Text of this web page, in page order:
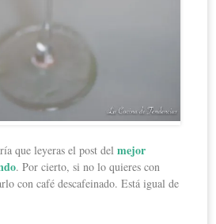
que leyeras el post del mejor
. Por cierto, si no lo quieres con
con café descafeinado. Está igual de